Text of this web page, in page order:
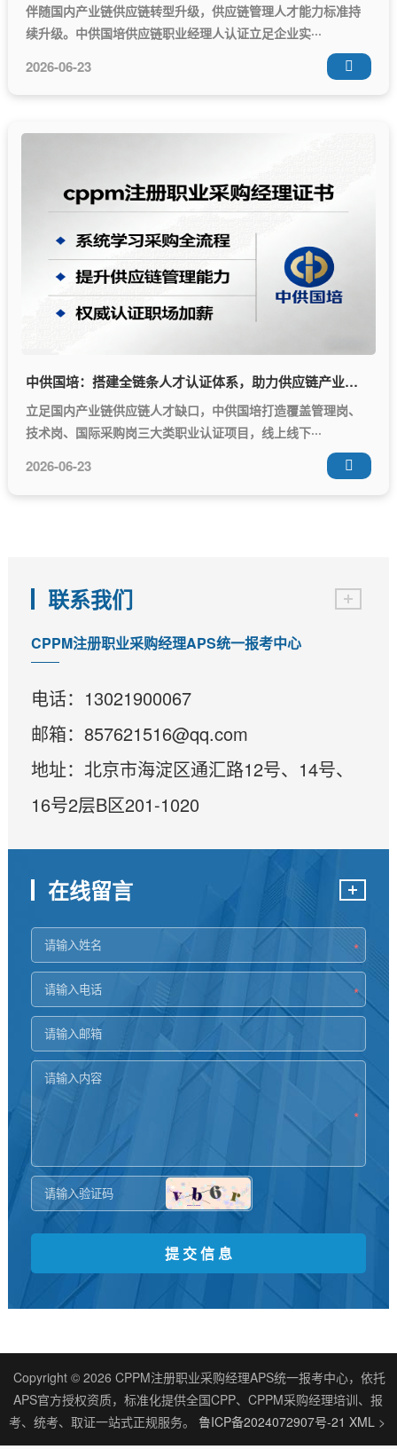
伴随国内产业链供应链转型升级，供应链管理人才能力标准持
续升级。中供国培供应链职业经理人认证立足企业实···
2026-06-23 
中供国培：搭建全链条人才认证体系，助力供应链产业人才升级
立足国内产业链供应链人才缺口，中供国培打造覆盖管理岗、
技术岗、国际采购岗三大类职业认证项目，线上线下···
2026-06-23 
联系我们
CPPM注册职业采购经理APS统一报考中心
电话：13021900067
邮箱：857621516@qq.com
地址：北京市海淀区通汇路12号、14号、
16号2层B区201-1020
在线留言
*
*
*
*
Copyright © 2026 CPPM注册职业采购经理APS统一报考中心，依托
APS官方授权资质，标准化提供全国CPP、CPPM采购经理培训、报
考、统考、取证一站式正规服务。 鲁ICP备2024072907号-21 XML>